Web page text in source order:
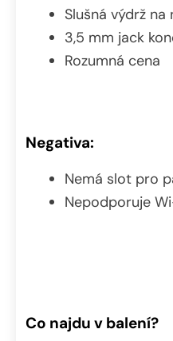
Slušná výdrž na
3,5 mm jack
Rozumná cena
Negativa:
Nemá slot pro
Nepodporuje
Co najdu v balení?